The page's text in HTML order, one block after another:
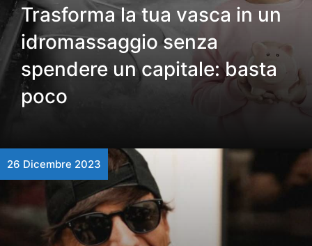
Trasforma la tua vasca in un
idromassaggio senza
spendere un capitale: basta
poco
26 Dicembre 2023